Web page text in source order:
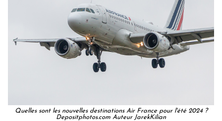
Quelles sont les nouvelles destinations Air France pour l'été 2024 ?
Depositphotos.com Auteur JarekKilian